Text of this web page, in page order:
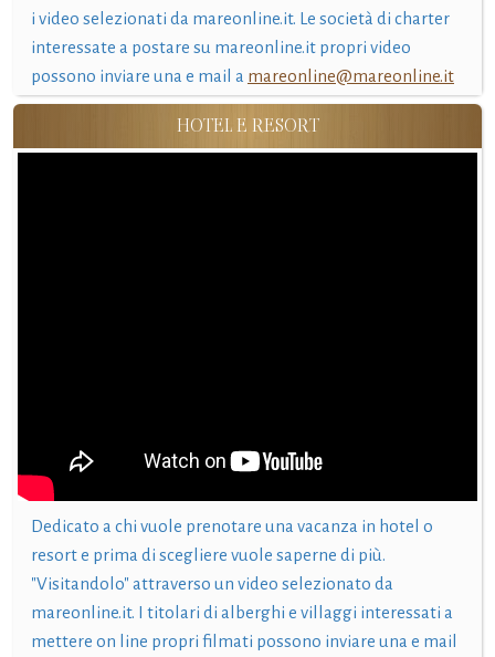
i video selezionati da mareonline.it. Le società di charter
interessate a postare su mareonline.it propri video
possono inviare una e mail a mareonline@mareonline.it
HOTEL E RESORT
Dedicato a chi vuole prenotare una vacanza in hotel o
resort e prima di scegliere vuole saperne di più.
"Visitandolo" attraverso un video selezionato da
mareonline.it. I titolari di alberghi e villaggi interessati a
mettere on line propri filmati possono inviare una e mail